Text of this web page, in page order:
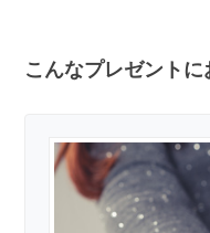
こんなプレゼントに